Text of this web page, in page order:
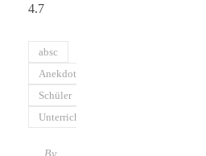
4.7
absc
Anekdote
Schüler
Unterricht